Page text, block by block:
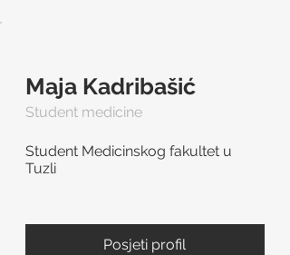
Student Medicinskog fakultet u
Tuzli
Maja Kadribašić
Posjeti profil
Student medicine